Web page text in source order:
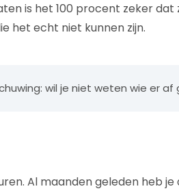
is het 100 procent zeker
het echt niet kunnen zijn.
wil je niet weten wie er af
Al maanden geleden heb